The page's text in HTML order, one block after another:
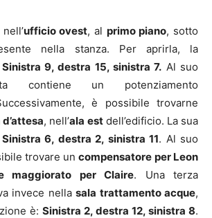
ufficio ovest, al primo piano, sotto
nella stanza. Per aprirla, la
Sinistra 9, destra 15, sinistra 7. Al suo
contiene un potenziamento
è possibile trovarne
, nell’ala est dell’edificio. La sua
Sinistra 6, destra 2, sinistra 11. Al suo
trovare uncompensatore per Leon
maggiorato per Claire. Una terza
invece nellasala trattamento acque,
è: Sinistra 2, destra 12, sinistra 8.